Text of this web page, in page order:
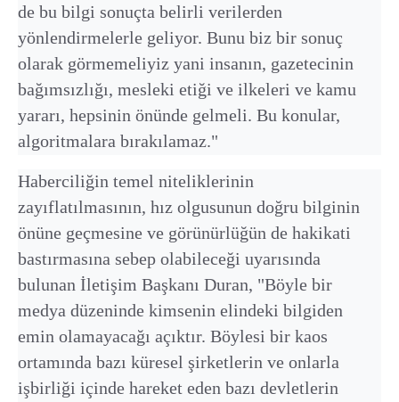
de bu bilgi sonuçta belirli verilerden
yönlendirmelerle geliyor. Bunu biz bir sonuç
olarak görmemeliyiz yani insanın, gazetecinin
bağımsızlığı, mesleki etiği ve ilkeleri ve kamu
yararı, hepsinin önünde gelmeli. Bu konular,
algoritmalara bırakılamaz."
Haberciliğin temel niteliklerinin
zayıflatılmasının, hız olgusunun doğru bilginin
önüne geçmesine ve görünürlüğün de hakikati
bastırmasına sebep olabileceği uyarısında
bulunan İletişim Başkanı Duran, "Böyle bir
medya düzeninde kimsenin elindeki bilgiden
emin olamayacağı açıktır. Böylesi bir kaos
ortamında bazı küresel şirketlerin ve onlarla
işbirliği içinde hareket eden bazı devletlerin